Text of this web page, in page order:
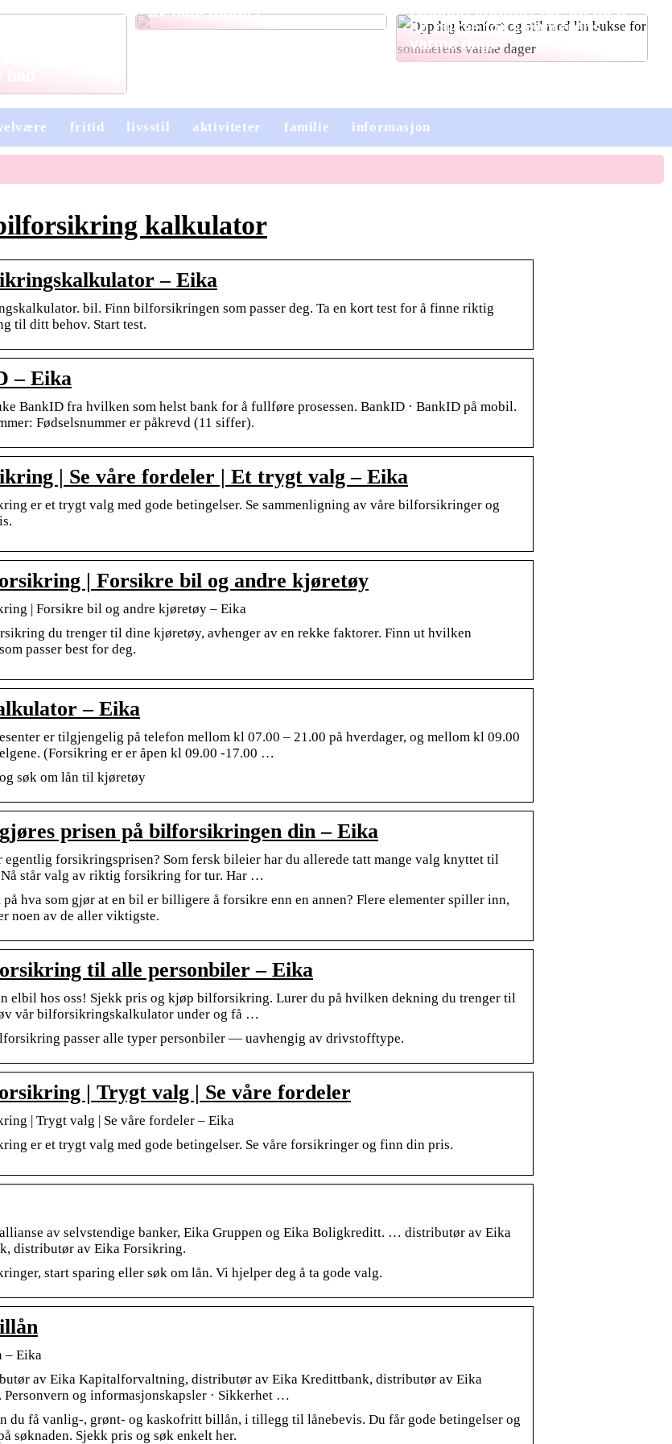
av hagemøbler
Oppdag komfort og stil med
lin bukse for sommerens
varme dager
fritid livsstil aktiviteter familie informasjon
kalkulator
– Eika
bil. Finn bilforsikringen som passer deg. Ta en kort test for å finne riktig
til ditt behov. Start test.
– Eika
BankID fra hvilken som helst bank for å fullføre prosessen. BankID · BankID på mobil.
Fødselsnummer er påkrevd (11 siffer).
| Se våre fordeler | Et trygt valg – Eika
er et trygt valg med gode betingelser. Se sammenligning av våre bilforsikringer og
| Forsikre bil og andre kjøretøy
| Forsikre bil og andre kjøretøy – Eika
du trenger til dine kjøretøy, avhenger av en rekke faktorer. Finn ut hvilken
passer best for deg.
– Eika
er tilgjengelig på telefon mellom kl 07.00 – 21.00 på hverdager, og mellom kl 09.00
(Forsikring er er åpen kl 09.00 -17.00 …
søk om lån til kjøretøy
prisen på bilforsikringen din – Eika
egentlig forsikringsprisen? Som fersk bileier har du allerede tatt mange valg knyttet til
Nå står valg av riktig forsikring for tur. Har …
hva som gjør at en bil er billigere å forsikre enn en annen? Flere elementer spiller inn,
noen av de aller viktigste.
til alle personbiler – Eika
elbil hos oss! Sjekk pris og kjøp bilforsikring. Lurer du på hvilken dekning du trenger til
vår bilforsikringskalkulator under og få …
passer alle typer personbiler — uavhengig av drivstofftype.
| Trygt valg | Se våre fordeler
| Trygt valg | Se våre fordeler – Eika
er et trygt valg med gode betingelser. Se våre forsikringer og finn din pris.
av selvstendige banker, Eika Gruppen og Eika Boligkreditt. … distributør av Eika
distributør av Eika Forsikring.
start sparing eller søk om lån. Vi hjelper deg å ta gode valg.
– Eika
av Eika Kapitalforvaltning, distributør av Eika Kredittbank, distributør av Eika
og informasjonskapsler · Sikkerhet …
du få vanlig-, grønt- og kaskofritt billån, i tillegg til lånebevis. Du får gode betingelser og
søknaden. Sjekk pris og søk enkelt her.